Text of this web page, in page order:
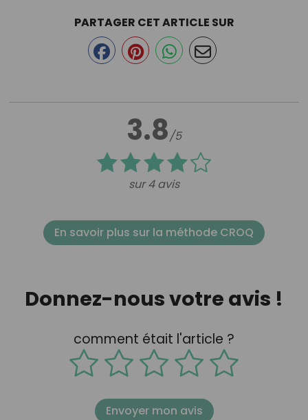
3.8/5
sur 4 avis
PARTAGER CET ARTICLE SUR
En savoir plus sur la méthode CROQ
Donnez-nous votre avis !
comment était l'article ?
Envoyer mon avis